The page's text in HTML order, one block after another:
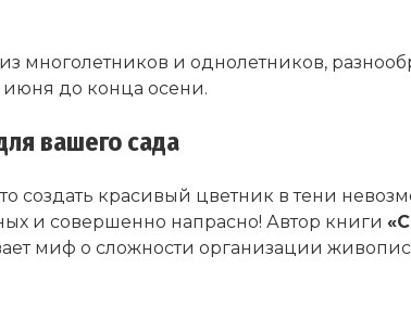
многолетников и однолетников,
июня до конца осени.
вашего сада
создать красивый цветник в тени
и совершенно напрасно! Автор книги
миф о сложности организации